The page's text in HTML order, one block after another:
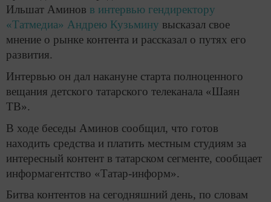
Ильшат Аминов в интервью гендиректору
«Татмедиа» Андрею Кузьмину высказал свое
мнение о рынке контента и рассказал о путях его
развития.
Интервью он дал накануне старта полноценного
вещания детского татарского телеканала «Шаян
ТВ».
В ходе беседы Аминов сообщил, что готов
находить средства и платить местным студиям за
интересный контент в татарском сегменте, сообщает
информагентство «Татар-информ».
Битва контентов на сегодняшний день, по словам